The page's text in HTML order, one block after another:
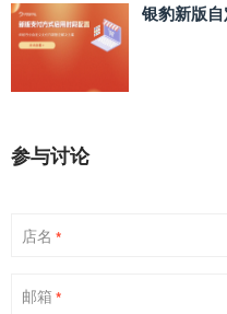
银豹新版
参与讨论
店名 *
邮箱 *